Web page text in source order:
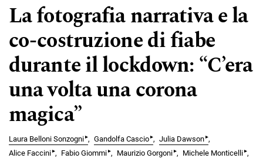
La fotografia narrativa e la
co-costruzione di fiabe
durante il lockdown: “C’era
una volta una corona
magica”
Laura Belloni Sonzogni▸ Gandolfa Cascio▸ Julia Dawson▸
Alice Faccini▸ Fabio Giommi▸ Maurizio Gorgoni▸ Michele Monticelli▸